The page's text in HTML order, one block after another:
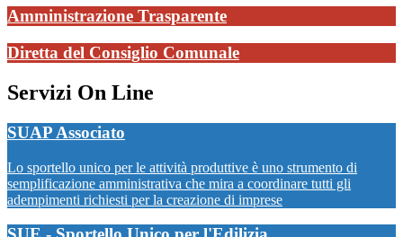
Amministrazione Trasparente
Diretta del Consiglio Comunale
Servizi On Line
SUAP Associato
Lo sportello unico per le attività produttive è uno strumento di
semplificazione amministrativa che mira a coordinare tutti gli
adempimenti richiesti per la creazione di imprese